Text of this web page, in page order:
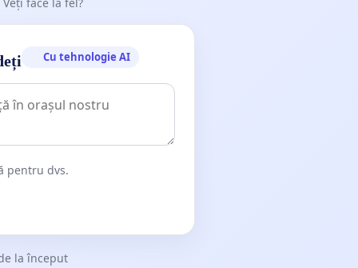
Cu tehnologie AI
pentru dvs.
la început